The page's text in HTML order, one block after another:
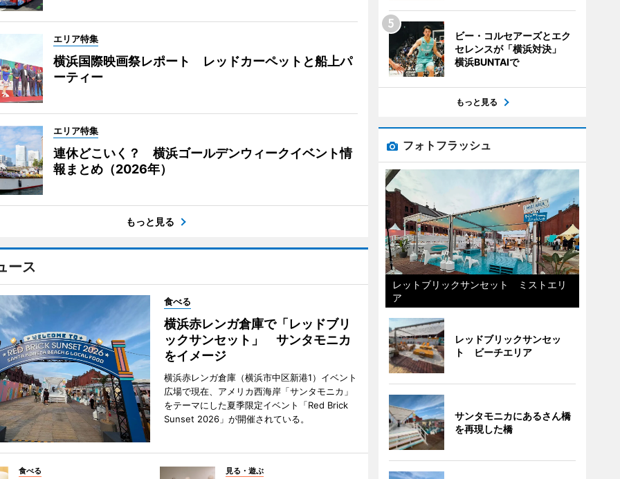
エリア特集
横浜国際映画祭レポート レッドカーペットと船上パ
ーティー
エリア特集
連休どこいく？ 横浜ゴールデンウィークイベント情
報まとめ（2026年）
もっと見る
ース
食べる
横浜赤レンガ倉庫で「レッドブリ
ックサンセット」 サンタモニカ
をイメージ
横浜赤レンガ倉庫（横浜市中区新港1）イベント
広場で現在、アメリカ西海岸「サンタモニカ」
をテーマにした夏季限定イベント「Red Brick
Sunset 2026」が開催されている。
食べる 見る・遊ぶ
ビー・コルセアーズとエク
セレンスが「横浜対決」
横浜BUNTAIで
もっと見る
フォトフラッシュ
レットブリックサンセット ミストエリ
ア
レッドブリックサンセッ
ト ビーチエリア
サンタモニカにあるさん橋
を再現した橋